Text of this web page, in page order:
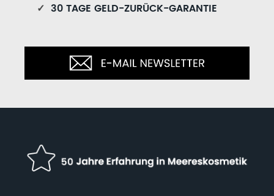
✓ 30 TAGE GELD-ZURÜCK-GARANTIE